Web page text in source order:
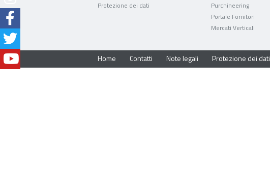
Protezione dei dati
Purchineering
Portale Fornitori
Mercati Verticali
Home Contatti Note legali Protezione dei dati